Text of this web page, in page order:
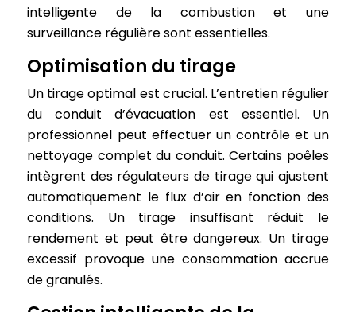
intelligente de la combustion et une
surveillance régulière sont essentielles.
Optimisation du tirage
Un tirage optimal est crucial. L’entretien régulier
du conduit d’évacuation est essentiel. Un
professionnel peut effectuer un contrôle et un
nettoyage complet du conduit. Certains poêles
intègrent des régulateurs de tirage qui ajustent
automatiquement le flux d’air en fonction des
conditions. Un tirage insuffisant réduit le
rendement et peut être dangereux. Un tirage
excessif provoque une consommation accrue
de granulés.